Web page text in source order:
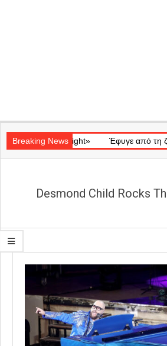
Navigation
Menu
Breaking News
«Ray of Light» Έφυγε από τη ζωή η
Desmond Child Rocks